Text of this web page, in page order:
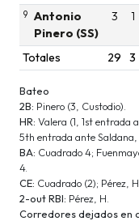
9
Antonio
Pinero (SS)
3 1
Totales 29 3
Bateo
2B: Pinero (3, Custodio).
HR: Valera (1, 1st entrada
5th entrada ante Saldana,
BA: Cuadrado 4;
4.
CE: Cuadrado (2); Pérez,
2-out RBI: Pérez, H.
Corredores dejados en